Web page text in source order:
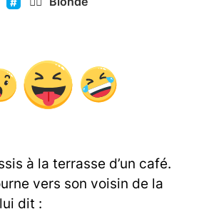
à la terrasse d’un café.
vers son voisin de la
dit :